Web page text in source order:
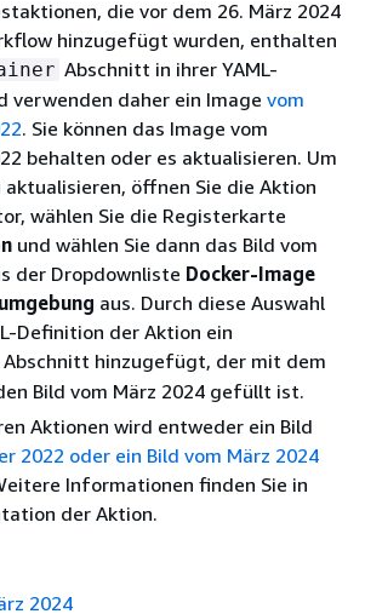
die vor dem 26. März 2024
hinzugefügt wurden, enthalten
Abschnitt in ihrer YAML-
verwenden daher ein Image vom
. Sie können das Image vom
behalten oder es aktualisieren. Um
aktualisieren, öffnen Sie die Aktion
wählen Sie die Registerkarte
und wählen Sie dann das Bild vom
der Dropdownliste Docker-Image
aus. Durch diese Auswahl
Definition der Aktion ein
Abschnitt hinzugefügt, der mit dem
Bild vom März 2024 gefüllt ist.
Aktionen wird entweder ein Bild
2022 oder ein Bild vom März 2024
Informationen finden Sie in
der Aktion.
2024